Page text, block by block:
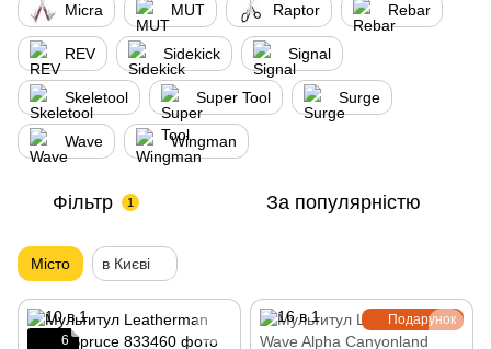
Micra MUT Raptor Rebar
REV Sidekick Signal
Skeletool Super Tool Surge
Wave Wingman
Фільтр 1 За популярністю
Місто в Києві
6
Подарунок